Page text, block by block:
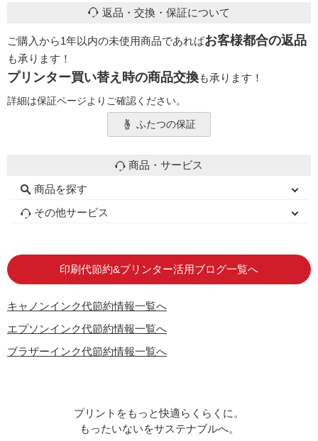
返品・交換・保証について
ご購入から1年以内の未使用商品であればお客様都合の返品
も承ります！
プリンター買い替え時の商品交換も承ります！
詳細は保証ページよりご確認ください。
ふたつの保証
商品・サービス
商品を探す
初心者用セット
キャノンインク
エプソンインク
ブラザーインク
詰め替えインク
互換インクボトル
互換インクカートリッジ
再生インクカートリッジ
トナーカートリッジ
その他サービス
印刷代節約&プリンター活用ブログ一覧へ
キャノンインク代節約情報一覧へ
エプソンインク代節約情報一覧へ
ブラザーインク代節約情報一覧へ
プリントをもっと快適らくらくに。
もったいないをサステナブルへ。